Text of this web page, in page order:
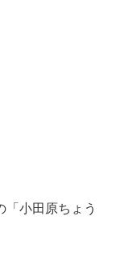
小田原ちょう